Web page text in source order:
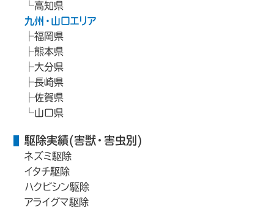
高知県
九州・山口エリア
福岡県
熊本県
大分県
長崎県
佐賀県
山口県
駆除実績(害獣・害虫別)
ネズミ駆除
イタチ駆除
ハクビシン駆除
アライグマ駆除